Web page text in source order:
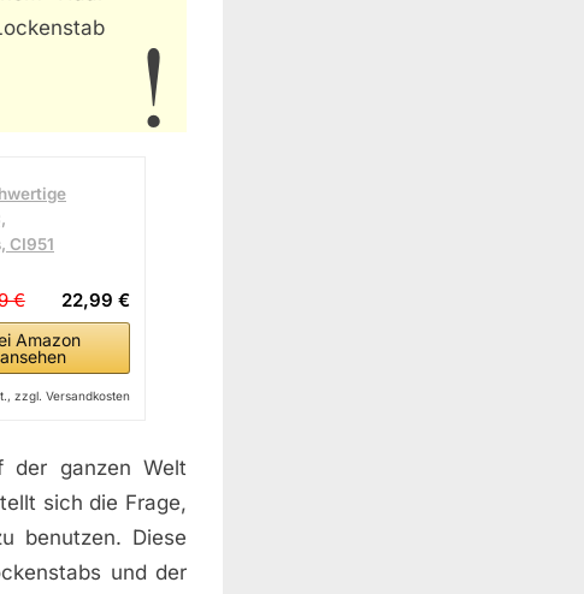
CI951
22,99 €
€
Amazon
ansehen
zzgl. Versandkosten
der ganzen Welt
sich die Frage,
benutzen. Diese
und der